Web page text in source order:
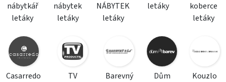
nábytkář
letáky
nábytek
letáky
NÁBYTEK
letáky
letáky
koberce
letáky
Casarredo
TV
Barevný
Dům
Kouzlo